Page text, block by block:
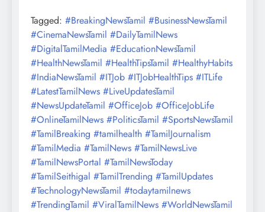
Tagged: #BreakingNewsTamil #BusinessNewsTamil
#CinemaNewsTamil #DailyTamilNews
#DigitalTamilMedia #EducationNewsTamil
#HealthNewsTamil #HealthTipsTamil #HealthyHabits
#IndiaNewsTamil #ITJob #ITJobHealthTips #ITLife
#LatestTamilNews #LiveUpdatesTamil
#NewsUpdateTamil #OfficeJob #OfficeJobLife
#OnlineTamilNews #PoliticsTamil #SportsNewsTamil
#TamilBreaking #tamilhealth #TamilJournalism
#TamilMedia #TamilNews #TamilNewsLive
#TamilNewsPortal #TamilNewsToday
#TamilSeithigal #TamilTrending #TamilUpdates
#TechnologyNewsTamil #todaytamilnews
#TrendingTamil #ViralTamilNews #WorldNewsTamil